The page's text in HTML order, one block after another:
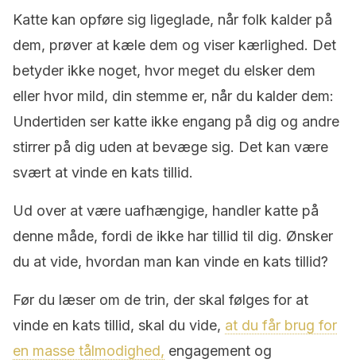
Katte kan opføre sig ligeglade, når folk kalder på
dem, prøver at kæle dem og viser kærlighed. Det
betyder ikke noget, hvor meget du elsker dem
eller hvor mild, din stemme er, når du kalder dem:
Undertiden ser katte ikke engang på dig og andre
stirrer på dig uden at bevæge sig. Det kan være
svært at vinde en kats tillid.
Ud over at være uafhængige, handler katte på
denne måde, fordi de ikke har tillid til dig. Ønsker
du at vide, hvordan man kan vinde en kats tillid?
Før du læser om de trin, der skal følges for at
vinde en kats tillid, skal du vide, at du får brug for
en masse tålmodighed, engagement og